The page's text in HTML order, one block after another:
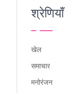
श्रेणियाँ
खेल
समाचार
मनोरंजन